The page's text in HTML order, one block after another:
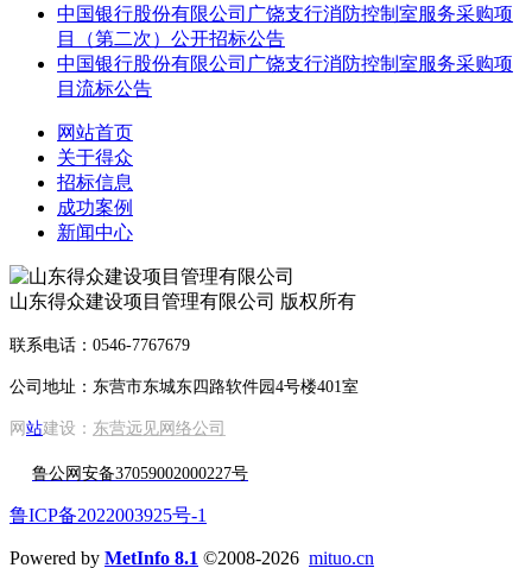
中国银行股份有限公司广饶支行消防控制室服务采购项
目（第二次）公开招标公告
中国银行股份有限公司广饶支行消防控制室服务采购项
目流标公告
网站首页
关于得众
招标信息
成功案例
新闻中心
山东得众建设项目管理有限公司 版权所有
联系电话：0546-7767679
公司地址：东营市东城东四路软件园4号楼401室
网站建设： 东营远见网络公司
鲁公网安备37059002000227号
鲁ICP备2022003925号-1
Powered by MetInfo 8.1 ©2008-2026 mituo.cn